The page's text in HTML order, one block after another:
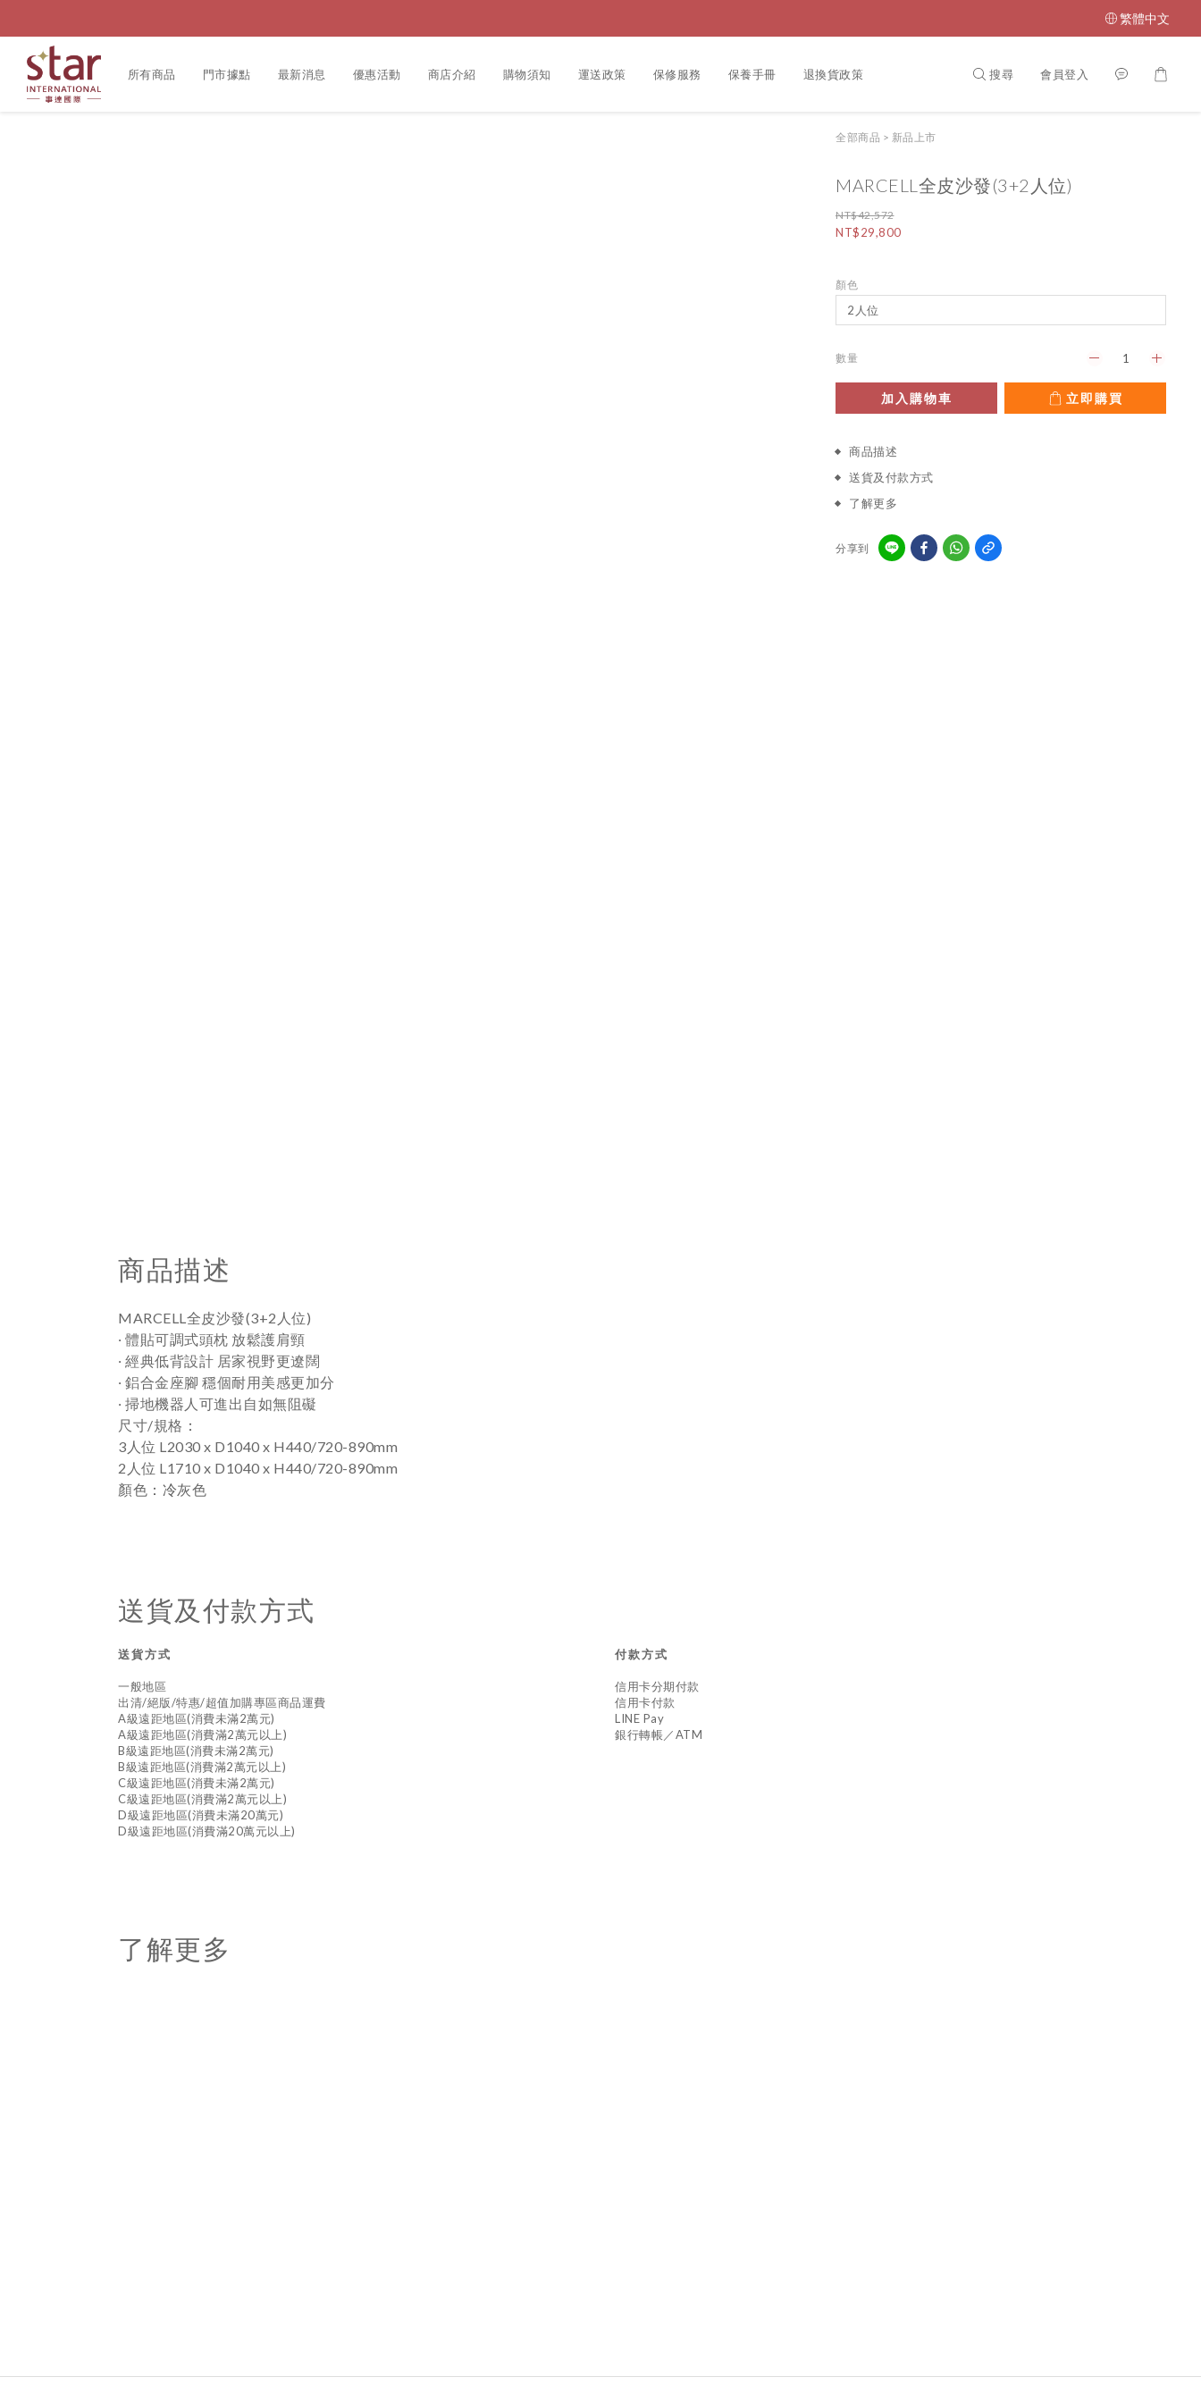
繁體中文
所有商品 門市據點 最新消息 優惠活動 商店介紹 購物須知 運送政策 保修服務 保養手冊 退換貨政策 搜尋 會員登入
全部商品 > 新品上市
MARCELL全皮沙發(3+2人位)
NT$42,572
NT$29,800
顏色
數量
加入購物車 立即購買
商品描述
送貨及付款方式
了解更多
分享到
商品描述
MARCELL全皮沙發(3+2人位)
‧ 體貼可調式頭枕 放鬆護肩頸
‧ 經典低背設計 居家視野更遼闊
‧ 鋁合金座腳 穩個耐用美感更加分
‧ 掃地機器人可進出自如無阻礙
尺寸/規格 ：
3人位 L2030 x D1040 x H440/720-890mm
2人位 L1710 x D1040 x H440/720-890mm
顏色 ：冷灰色
送貨及付款方式
送貨方式
一般地區
出清/絕版/特惠/超值加購專區商品運費
A級遠距地區(消費未滿2萬元)
A級遠距地區(消費滿2萬元以上)
B級遠距地區(消費未滿2萬元)
B級遠距地區(消費滿2萬元以上)
C級遠距地區(消費未滿2萬元)
C級遠距地區(消費滿2萬元以上)
D級遠距地區(消費未滿20萬元)
D級遠距地區(消費滿20萬元以上)
付款方式
信用卡分期付款
信用卡付款
LINE Pay
銀行轉帳／ATM
了解更多